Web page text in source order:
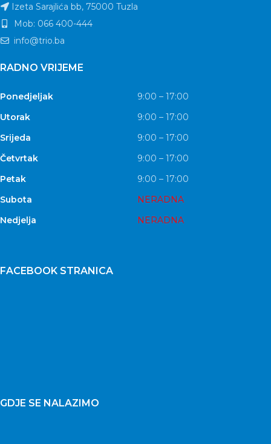
Izeta Sarajlića bb, 75000 Tuzla
Mob: 066 400-444
info@trio.ba
RADNO VRIJEME
Ponedjeljak
9:00 – 17:00
Utorak
9:00 – 17:00
Srijeda
9:00 – 17:00
Četvrtak
9:00 – 17:00
Petak
9:00 – 17:00
Subota
NERADNA
Nedjelja
NERADNA
FACEBOOK STRANICA
GDJE SE NALAZIMO